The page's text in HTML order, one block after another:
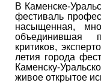
В Каменске-
фестиваль
насыщенная,
объединившая
критиков,
летия города
Каменску-
живое открытое